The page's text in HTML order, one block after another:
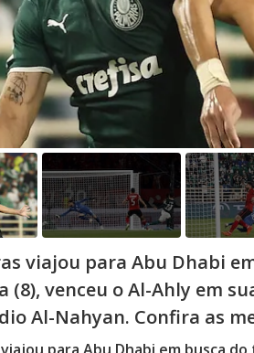
viajou para Abu Dhabi
(8), venceu o Al-Ahly em
Al-Nahyan. Confira as